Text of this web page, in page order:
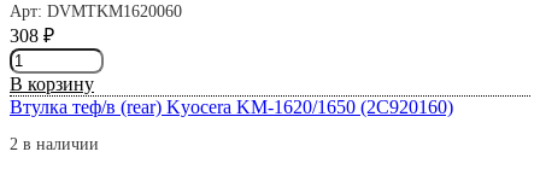
3500i/4500i/5500i
CET
Арт: DVMTKM1620060
308 ₽
Количество
товара
Втулка
теф/
в
В корзину
Втулка теф/в (rear) Kyocera KM-1620/1650 (2C920160)
2 в наличии